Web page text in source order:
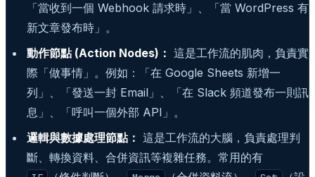
「當收到一個 Webhook 請求時」、「當 WordPress 有
新文章發布時」。
動作節點 (Action Nodes)： 這是工作流的肌肉，負責實
際「做事情」。例如：「在 Google Sheets 新增一
列」、「發送一封 Email」、「在 Slack 頻道發布一則訊
息」、「呼叫一個外部 API」。
邏輯與數據處理節點： 這是工作流的大腦，負責處理判
斷、轉換資料、合併資訊等複雜任務。常用的有